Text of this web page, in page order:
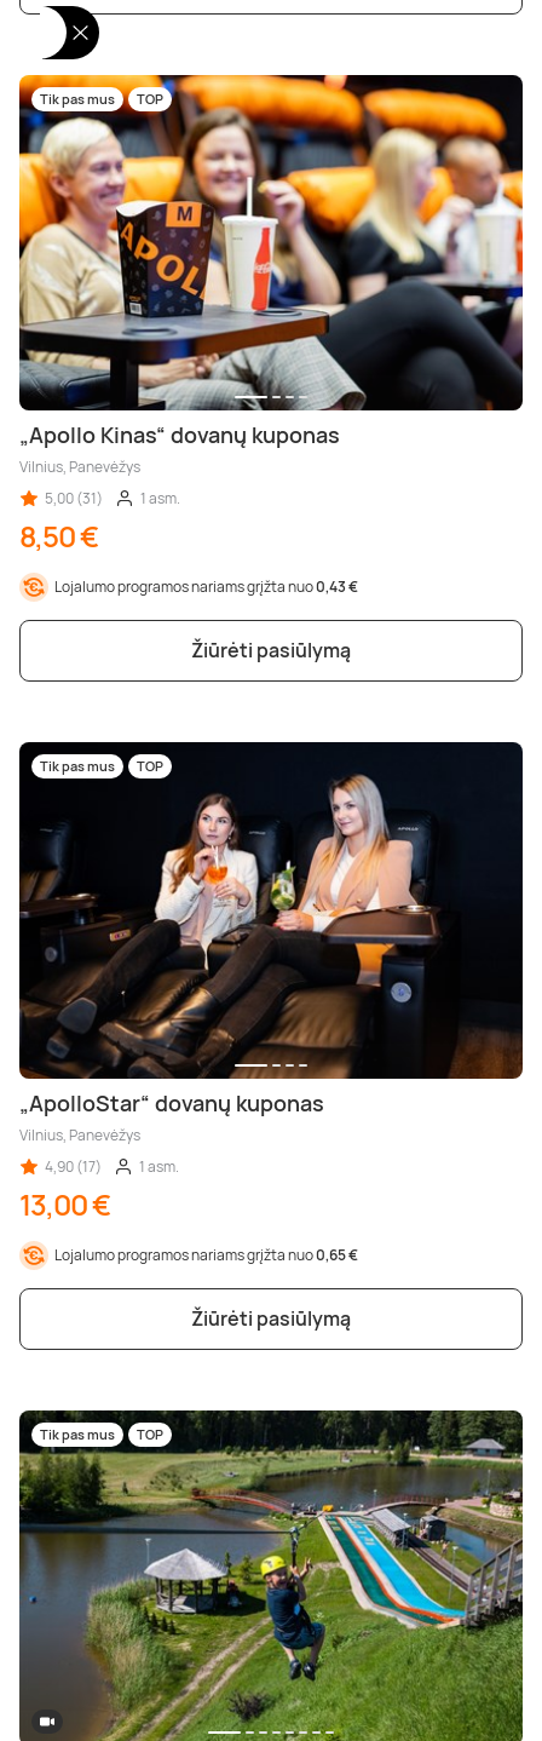
Tik pas mus TOP
„Apollo Kinas“ dovanų kuponas
Vilnius, Panevėžys
5,00 (31)
1 asm.
8,50 €
Lojalumo programos nariams grįžta nuo0,43 €
Žiūrėti pasiūlymą
Tik pas mus TOP
„ApolloStar“ dovanų kuponas
Vilnius, Panevėžys
4,90 (17)
1 asm.
13,00 €
Lojalumo programos nariams grįžta nuo0,65 €
Žiūrėti pasiūlymą
Tik pas mus TOP